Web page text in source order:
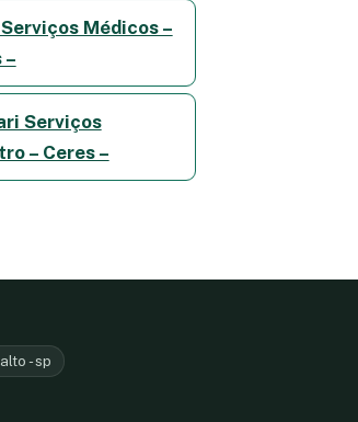
Médicos –
–
Serviços
– Ceres –
- sp